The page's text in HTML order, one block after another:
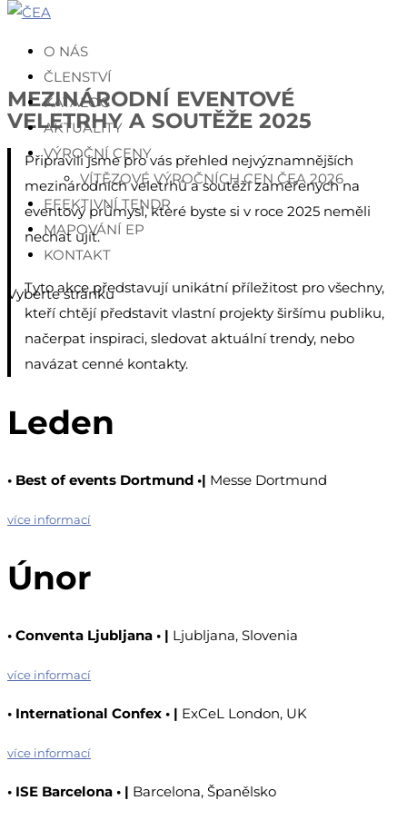
O NÁS
ČLENSTVÍ
KATALOG
AKTUALITY
VÝROČNÍ CENY
VÍTĚZOVÉ VÝROČNÍCH CEN ČEA 2026
EFEKTIVNÍ TENDR
MAPOVÁNÍ EP
KONTAKT
Vyberte stránku
MEZINÁRODNÍ EVENTOVÉ
VELETRHY A SOUTĚŽE 2025
Připravili jsme pro vás přehled nejvýznamnějších
mezinárodních veletrhů a soutěží zaměřených na
eventový průmysl, které byste si v roce 2025 neměli
nechat ujít.
Tyto akce představují unikátní příležitost pro všechny,
kteří chtějí představit vlastní projekty širšímu publiku,
načerpat inspiraci, sledovat aktuální trendy, nebo
navázat cenné kontakty.
Leden
• Best of events Dortmund •| Messe Dortmund
více informací
Únor
• Conventa Ljubljana • | Ljubljana, Slovenia
více informací
• International Confex • | ExCeL London, UK
více informací
• ISE Barcelona • | Barcelona, Španělsko